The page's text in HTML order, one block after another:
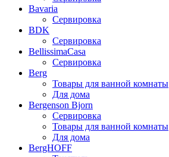
Bavaria
Сервировка
BDK
Сервировка
BellissimaCasa
Сервировка
Berg
Товары для ванной комнаты
Для дома
Bergenson Bjorn
Сервировка
Товары для ванной комнаты
Для дома
BergHOFF